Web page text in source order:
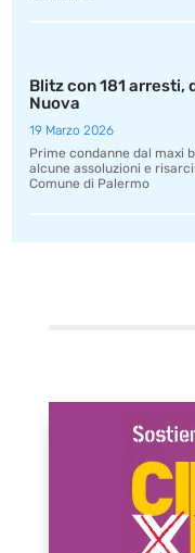
Blitz con 181 arresti,
Nuova
19 Marzo 2026
Prime condanne dal maxi
alcune assoluzioni e
Comune di Palermo